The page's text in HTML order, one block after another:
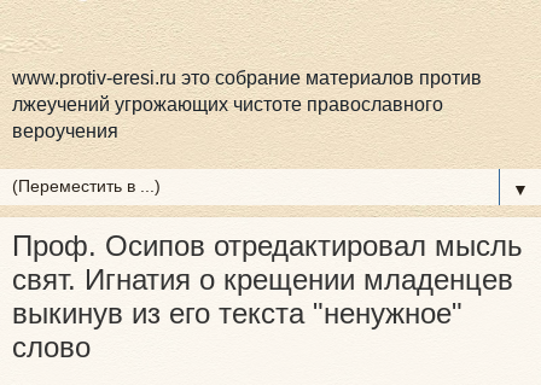
www.protiv-eresi.ru это собрание материалов против
лжеучений угрожающих чистоте православного
вероучения
▼
Проф. Осипов отредактировал мысль
свят. Игнатия о крещении младенцев
выкинув из его текста "ненужное"
слово